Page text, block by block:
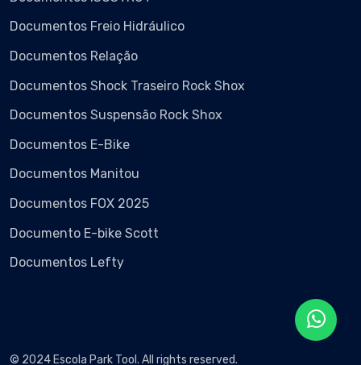
Documentos Freio Hidráulico
Documentos Relação
Documentos Shock Traseiro Rock Shox
Documentos Suspensão Rock Shox
Documentos E-Bike
Documentos Manitou
Documentos FOX 2025
Documento E-bike Scott
Documentos Lefty
© 2024 Escola Park Tool. All rights reserved.